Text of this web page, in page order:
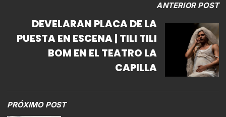
ANTERIOR POST
DEVELARAN PLACA DE LA
PUESTA EN ESCENA | TILI TILI
BOM EN EL TEATRO LA
CAPILLA
PRÓXIMO POST